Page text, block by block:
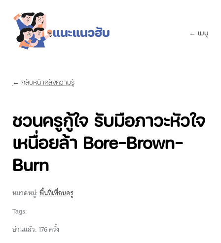
← เมนู
← กลับหน้าคลังความรู้
ชวนครูกู้ใจ รับมือภาวะหัวใจ
เหนื่อยล้า Bore-Brown-
Burn
หมวดหมู่:พื้นที่เพื่อนครู
Tags:
อ่านแล้ว: 176 ครั้ง